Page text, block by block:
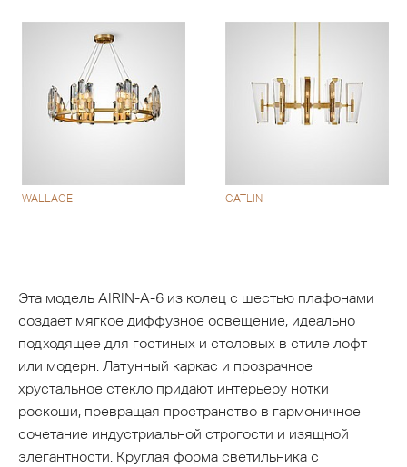
WALLACE CATLIN
Эта модель AIRIN-A-6 из колец с шестью плафонами
создает мягкое диффузное освещение, идеально
подходящее для гостиных и столовых в стиле лофт
или модерн. Латунный каркас и прозрачное
хрустальное стекло придают интерьеру нотки
роскоши, превращая пространство в гармоничное
сочетание индустриальной строгости и изящной
элегантности. Круглая форма светильника с